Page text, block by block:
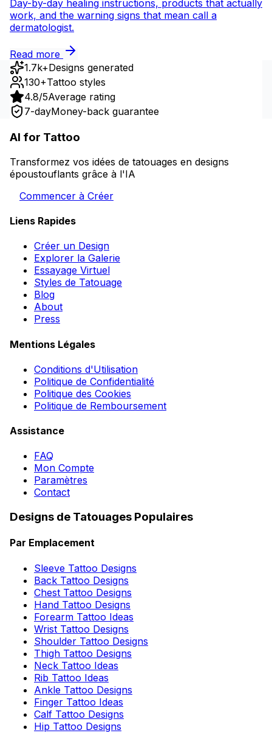
Day-by-day healing instructions, products that actually
work, and the warning signs that mean call a
dermatologist.
Read more
1.7k+Designs generated
130+Tattoo styles
4.8/5Average rating
7-dayMoney-back guarantee
AI for Tattoo
Transformez vos idées de tatouages en designs
époustouflants grâce à l'IA
Commencer à Créer
Liens Rapides
Créer un Design
Explorer la Galerie
Essayage Virtuel
Styles de Tatouage
Blog
About
Press
Mentions Légales
Conditions d'Utilisation
Politique de Confidentialité
Politique des Cookies
Politique de Remboursement
Assistance
FAQ
Mon Compte
Paramètres
Contact
Designs de Tatouages Populaires
Par Emplacement
Sleeve Tattoo Designs
Back Tattoo Designs
Chest Tattoo Designs
Hand Tattoo Designs
Forearm Tattoo Ideas
Wrist Tattoo Designs
Shoulder Tattoo Designs
Thigh Tattoo Designs
Neck Tattoo Ideas
Rib Tattoo Ideas
Ankle Tattoo Designs
Finger Tattoo Ideas
Calf Tattoo Designs
Hip Tattoo Designs